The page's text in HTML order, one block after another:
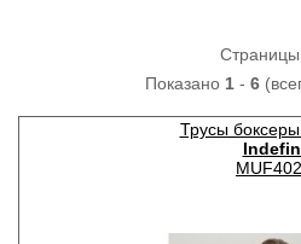
Показано 1- 6
Трусы